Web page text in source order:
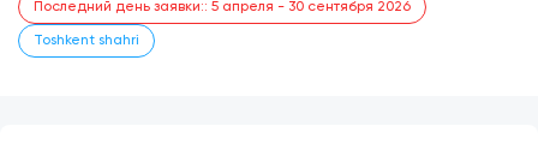
Последний день заявки:: 5 апреля - 30 сентября 2026
Toshkent shahri